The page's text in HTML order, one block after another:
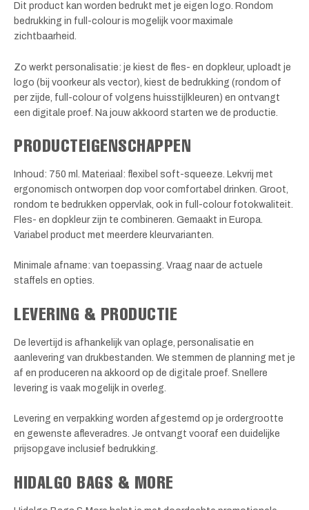
Dit product kan worden bedrukt met je eigen logo. Rondom
bedrukking in full-colour is mogelijk voor maximale
zichtbaarheid.
Zo werkt personalisatie: je kiest de fles- en dopkleur, uploadt je
logo (bij voorkeur als vector), kiest de bedrukking (rondom of
per zijde, full-colour of volgens huisstijlkleuren) en ontvangt
een digitale proef. Na jouw akkoord starten we de productie.
PRODUCTEIGENSCHAPPEN
Inhoud: 750 ml. Materiaal: flexibel soft-squeeze. Lekvrij met
ergonomisch ontworpen dop voor comfortabel drinken. Groot,
rondom te bedrukken oppervlak, ook in full-colour fotokwaliteit.
Fles- en dopkleur zijn te combineren. Gemaakt in Europa.
Variabel product met meerdere kleurvarianten.
Minimale afname: van toepassing. Vraag naar de actuele
staffels en opties.
LEVERING & PRODUCTIE
De levertijd is afhankelijk van oplage, personalisatie en
aanlevering van drukbestanden. We stemmen de planning met je
af en produceren na akkoord op de digitale proef. Snellere
levering is vaak mogelijk in overleg.
Levering en verpakking worden afgestemd op je ordergrootte
en gewenste afleveradres. Je ontvangt vooraf een duidelijke
prijsopgave inclusief bedrukking.
HIDALGO BAGS & MORE